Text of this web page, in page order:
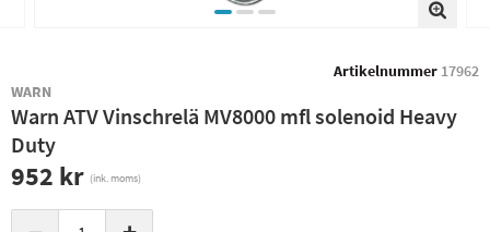
Artikelnummer 17962
WARN
Warn ATV Vinschrelä MV8000 mfl solenoid Heavy
Duty
952 kr (ink. moms)